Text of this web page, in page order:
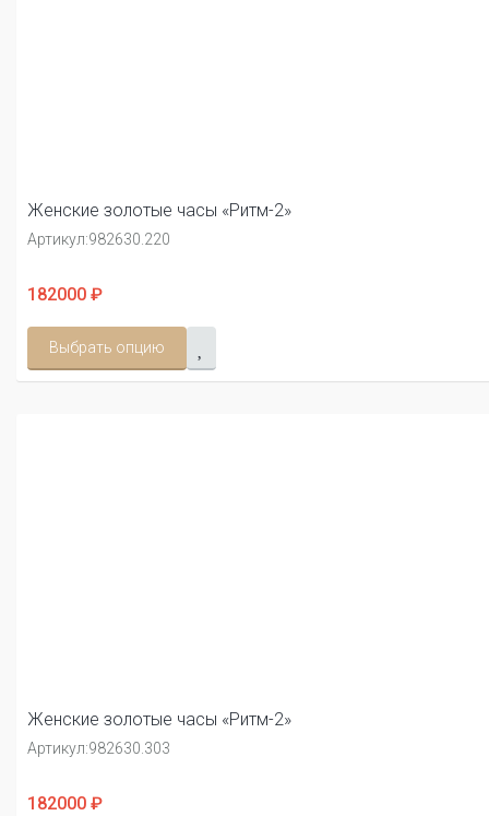
Женские золотые часы «Ритм-2»
Артикул:982630.220
182000 ₽
Выбрать опцию
Женские золотые часы «Ритм-2»
Артикул:982630.303
182000 ₽